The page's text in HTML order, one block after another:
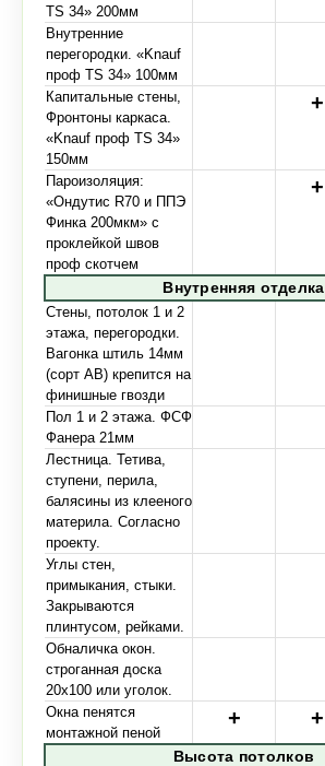
TS 34» 200мм
Внутренние
перегородки. «Knauf
проф TS 34» 100мм
Капитальные стены,
Фронтоны каркаса.
«Knauf проф TS 34»
150мм
Пароизоляция:
«Ондутис R70 и ППЭ
Финка 200мкм» с
проклейкой швов
проф скотчем
Внутренняя отделка
Стены, потолок 1 и 2
этажа, перегородки.
Вагонка штиль 14мм
(сорт АВ) крепится на
финишные гвозди
Пол 1 и 2 этажа. ФСФ
Фанера 21мм
Лестница. Тетива,
ступени, перила,
балясины из клееного
материла. Согласно
проекту.
Углы стен,
примыкания, стыки.
Закрываются
плинтусом, рейками.
Обналичка окон.
строганная доска
20х100 или уголок.
Окна пенятся
монтажной пеной
Высота потолков